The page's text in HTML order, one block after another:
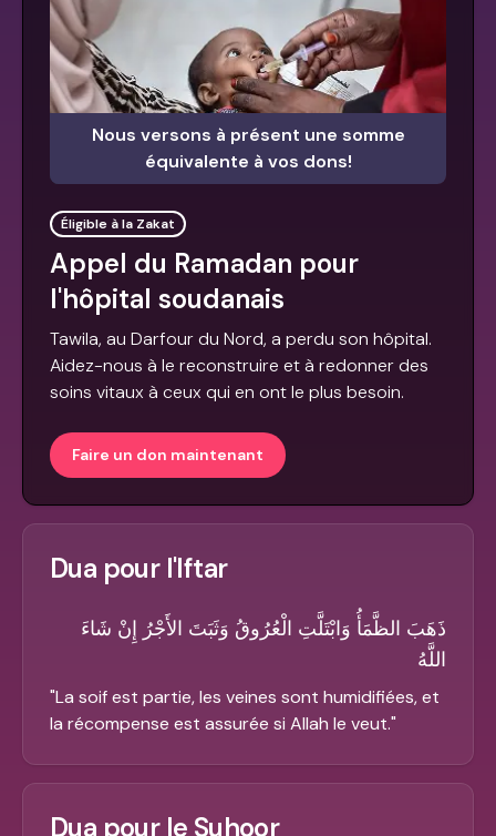
Nous versons à présent une somme
équivalente à vos dons!
Éligible à la Zakat
Appel du Ramadan pour
l'hôpital soudanais
Tawila, au Darfour du Nord, a perdu son hôpital.
Aidez-nous à le reconstruire et à redonner des
soins vitaux à ceux qui en ont le plus besoin.
Faire un don maintenant
Dua pour l'Iftar
ذَهَبَ الظَّمَأُ وَابْتَلَّتِ الْعُرُوقُ وَثَبَتَ الأَجْرُ إِنْ شَاءَ
اللَّهُ
"La soif est partie, les veines sont humidifiées, et
la récompense est assurée si Allah le veut."
Dua pour le Suhoor